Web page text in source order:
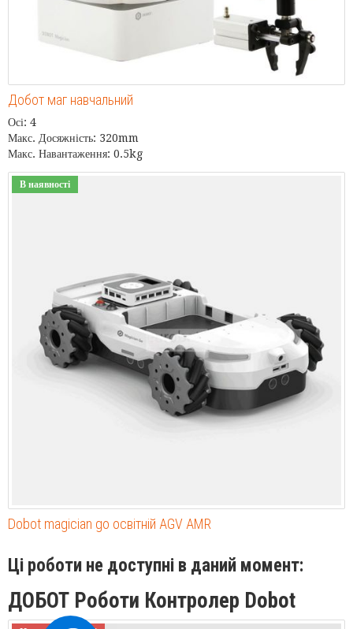
Добот маг навчальний
Осі: 4
Макс. Досяжність: 320mm
Макс. Навантаження: 0.5kg
В наявності
Dobot magician go освітній AGV AMR
Ці роботи не доступні в даний момент:
ДОБОТ Роботи Контролер Dobot